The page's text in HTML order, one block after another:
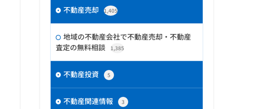
不動産売却 1,405
地域の不動産会社で不動産売却・不動産
査定の無料相談
1,385
不動産投資 5
不動産関連情報 3